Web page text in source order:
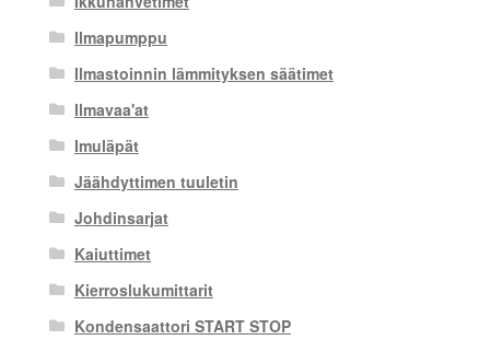
Ilmapumppu
Ilmastoinnin lämmityksen säätimet
Ilmavaa'at
Imuläpät
Jäähdyttimen tuuletin
Johdinsarjat
Kaiuttimet
Kierroslukumittarit
Kondensaattori START STOP